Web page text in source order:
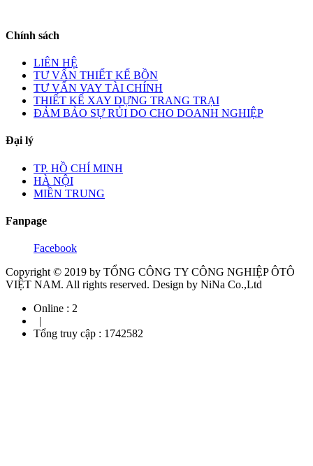
Chính sách
LIÊN HỆ
TƯ VẤN THIẾT KẾ BỒN
TƯ VẤN VAY TÀI CHÍNH
THIẾT KẾ XAY DỰNG TRANG TRẠI
ĐẢM BẢO SỰ RỦI DO CHO DOANH NGHIỆP
Đại lý
TP. HỒ CHÍ MINH
HÀ NỘI
MIỀN TRUNG
Fanpage
VIỆT NAM. All rights reserved. Design by NiNa Co.,Ltd
|
Tổng truy cập :